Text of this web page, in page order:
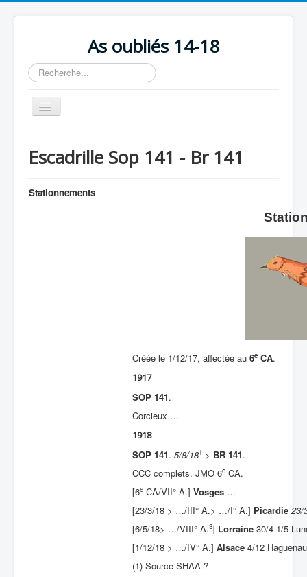
As oubliés 14-18
Rechercher
Basculer
la
Chronologie
Escadrilles
Escadrille Sop 141 - Br 141
Stationnements
Créée le 1/12/17, affectée au 6e CA.
1917
SOP 141.
Corcieux …
1918
SOP 141. 5/8/181 > BR 141.
CCC complets. JMO 6e CA.
[6e CA/VII° A.] Vosges …
[23/3/18 > …/III° A.> …/I° A.] Picardie 23/
[6/5/18> …/VIII° A.3] Lorraine 30/4-1/5
[1/12/18 > …/IV° A.] Alsace 4/12
(1) Source SHAA ?